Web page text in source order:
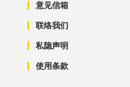
意见信箱
联络我们
私隐声明
使用条款